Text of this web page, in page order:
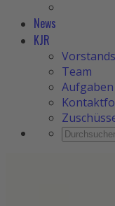
News
KJR
Team
Aufgaben